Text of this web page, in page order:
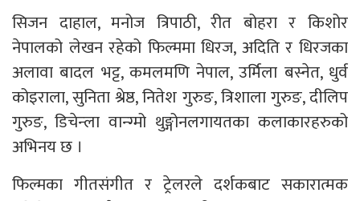
सिजन दाहाल, मनोज त्रिपाठी, रीत बोहरा र किशोर
नेपालको लेखन रहेको फिल्ममा धिरज, अदिति र धिरजका
अलावा बादल भट्ट, कमलमणि नेपाल, उर्मिला बस्नेत, धुर्व
कोइराला, सुनिता श्रेष्ठ, नितेश गुरुङ, त्रिशाला गुरुङ, दीलिप
गुरुङ, डिचेन्ला वान्ग्मो थुङ्गोनलगायतका कलाकारहरुको
अभिनय छ ।
फिल्मका गीतसंगीत र ट्रेलरले दर्शकबाट सकारात्मक